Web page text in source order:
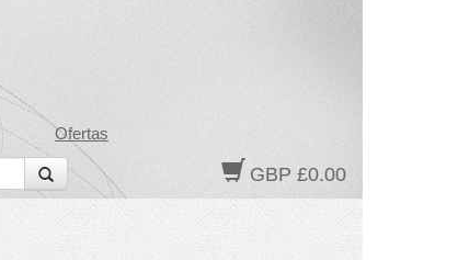
Ofertas
GBP £0.00